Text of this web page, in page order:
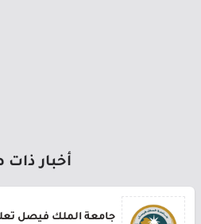
أخبار
جامعة الملك فيصل